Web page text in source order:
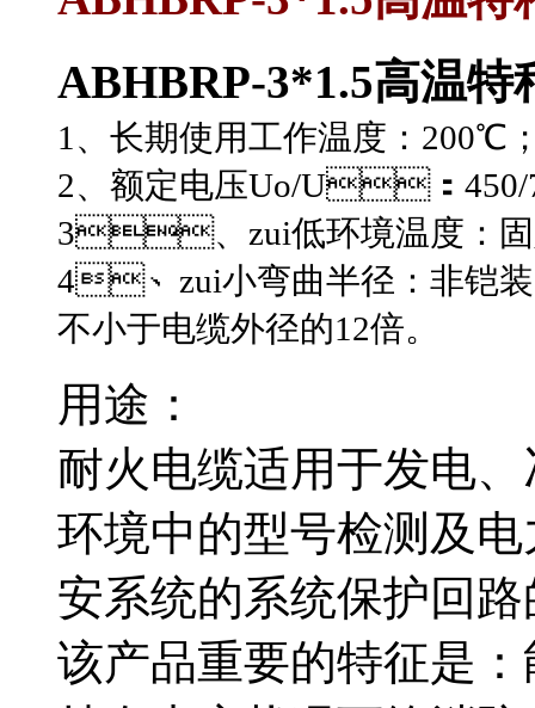
ABHBRP-3*1.5高温特
1、长期使用工作温度：
2、额定电压Uo/U：
3、zui低环境温度：
4、zui小弯曲半径：非铠
不小于电缆外径的12倍。
用途：
耐火电缆适用于发电、
环境中的型号检测及电
安系统的系统保护回路
该产品重要的特征是